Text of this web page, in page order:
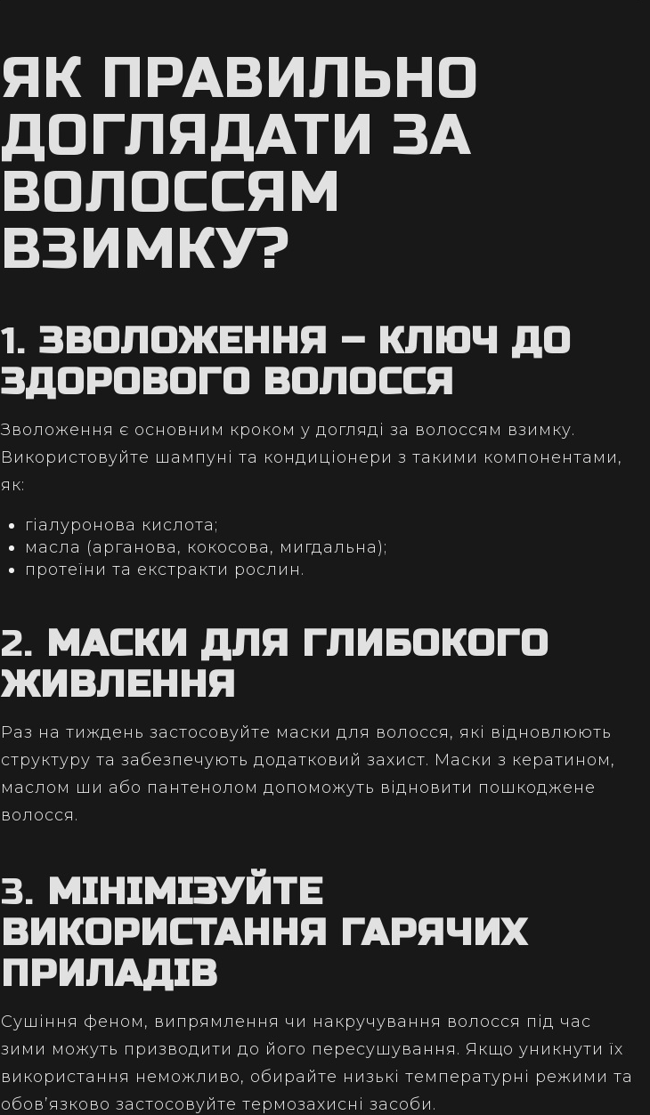
ЯК ПРАВИЛЬНО
ДОГЛЯДАТИ ЗА
ВОЛОССЯМ
ВЗИМКУ?
1. ЗВОЛОЖЕННЯ – КЛЮЧ ДО
ЗДОРОВОГО ВОЛОССЯ
Зволоження є основним кроком у догляді за волоссям взимку.
Використовуйте шампуні та кондиціонери з такими компонентами,
як:
гіалуронова кислота;
масла (арганова, кокосова, мигдальна);
протеїни та екстракти рослин.
2. МАСКИ ДЛЯ ГЛИБОКОГО
ЖИВЛЕННЯ
Раз на тиждень застосовуйте маски для волосся, які відновлюють
структуру та забезпечують додатковий захист. Маски з кератином,
маслом ши або пантенолом допоможуть відновити пошкоджене
волосся.
3. МІНІМІЗУЙТЕ
ВИКОРИСТАННЯ ГАРЯЧИХ
ПРИЛАДІВ
Сушіння феном, випрямлення чи накручування волосся під час
зими можуть призводити до його пересушування. Якщо уникнути їх
використання неможливо, обирайте низькі температурні режими та
обов’язково застосовуйте термозахисні засоби.